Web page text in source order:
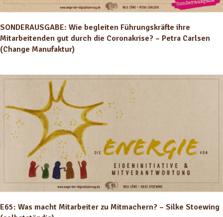
SONDERAUSGABE: Wie begleiten Führungskräfte ihre
Mitarbeitenden gut durch die Coronakrise? – Petra Carlsen
(Change Manufaktur)
E65: Was macht Mitarbeiter zu Mitmachern? – Silke Stoewing